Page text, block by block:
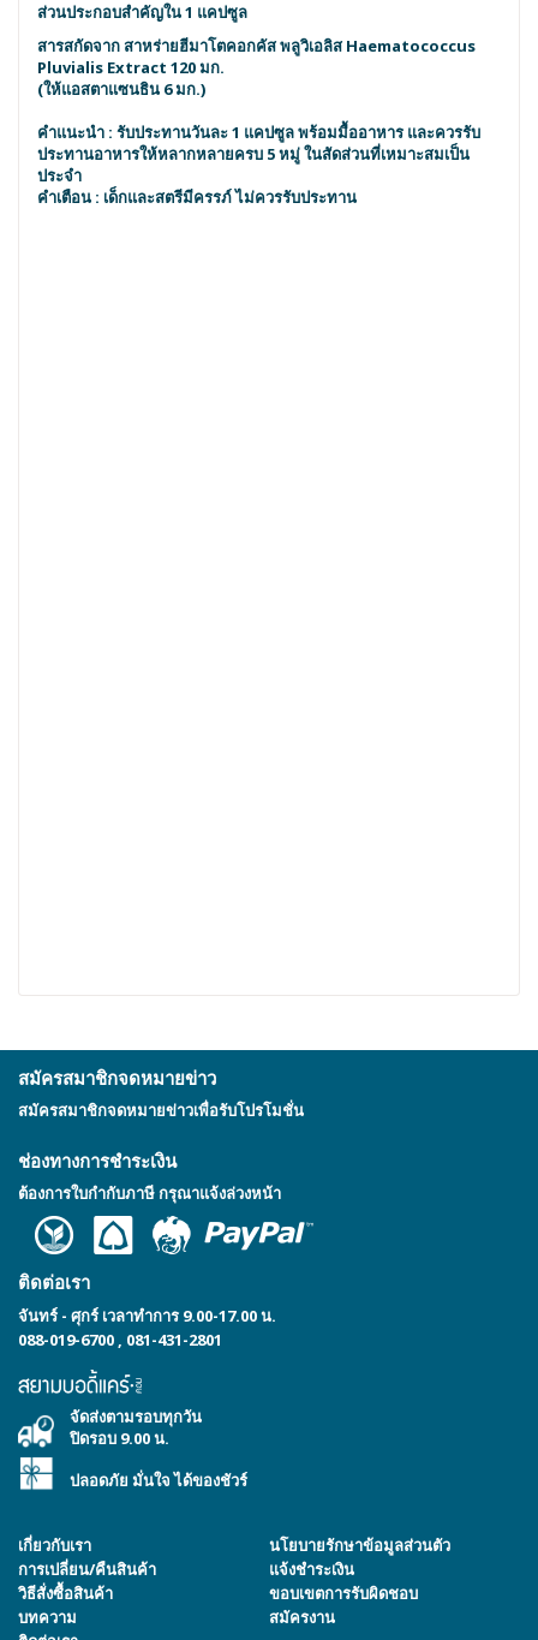
ส่วนประกอบสำคัญใน 1 แคปซูล
สารสกัดจาก สาหร่ายฮีมาโตคอกคัส พลูวิเอลิส Haematococcus
Pluvialis Extract 120 มก.
(ให้แอสตาแซนธิน 6 มก.)
คำแนะนำ : รับประทานวันละ 1 แคปซูล พร้อมมื้ออาหาร และควรรับ
ประทานอาหารให้หลากหลายครบ 5 หมู่ ในสัดส่วนที่เหมาะสมเป็น
ประจำ
คำเตือน : เด็กและสตรีมีครรภ์ ไม่ควรรับประทาน
สมัครสมาชิกจดหมายข่าว
สมัครสมาชิกจดหมายข่าวเพื่อรับโปรโมชั่น
ช่องทางการชำระเงิน
ต้องการใบกำกับภาษี กรุณาแจ้งล่วงหน้า
ติดต่อเรา
จันทร์ - ศุกร์ เวลาทำการ 9.00-17.00 น.
088-019-6700 , 081-431-2801
จัดส่งตามรอบทุกวัน
ปิดรอบ 9.00 น.
ปลอดภัย มั่นใจ ได้ของชัวร์
เกี่ยวกับเรา
นโยบายรักษาข้อมูลส่วนตัว
การเปลี่ยน/คืนสินค้า
แจ้งชำระเงิน
วิธีสั่งซื้อสินค้า
ขอบเขตการรับผิดชอบ
บทความ
สมัครงาน